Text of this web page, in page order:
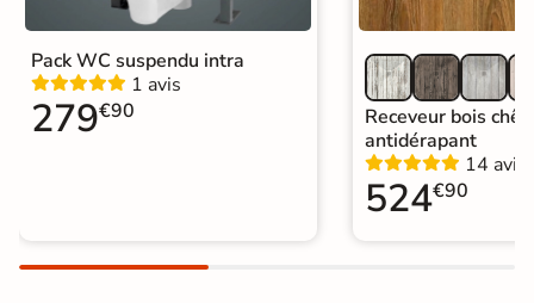
Pack WC suspendu intra
1 avis
279€90
Receveur bois
antidérapant
14 avis
524€90